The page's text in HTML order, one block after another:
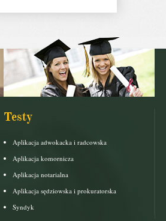
Testy
Aplikacja adwokacka i radcowska
Aplikacja komornicza
Aplikacja notarialna
Aplikacja sędziowska i prokuratorska
Syndyk